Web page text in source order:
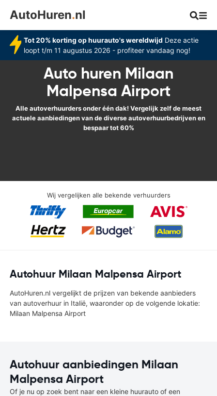
AutoHuren.nl
Tot 20% korting op huurauto's wereldwijd Deze actie
loopt t/m 11 augustus 2026 - profiteer vandaag nog!
Auto huren Milaan
Malpensa Airport
Alle autoverhuurders onder één dak! Vergelijk zelf de meest
actuele aanbiedingen van de diverse autoverhuurbedrijven en
bespaar tot 60%
Wij vergelijken alle bekende verhuurders
Autohuur Milaan Malpensa Airport
AutoHuren.nl vergelijkt de prijzen van bekende aanbieders
van autoverhuur in Italië, waaronder op de volgende lokatie:
Milaan Malpensa Airport
Autohuur aanbiedingen Milaan
Malpensa Airport
Of je nu op zoek bent naar een kleine huurauto of een